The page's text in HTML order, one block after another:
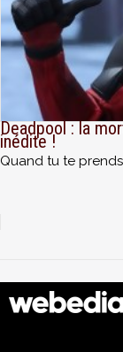
Deadpool : la
inédite !
Quand tu te